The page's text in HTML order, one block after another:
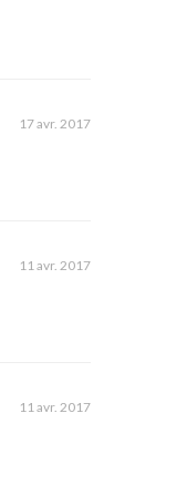
17 avr. 2017
11 avr. 2017
11 avr. 2017